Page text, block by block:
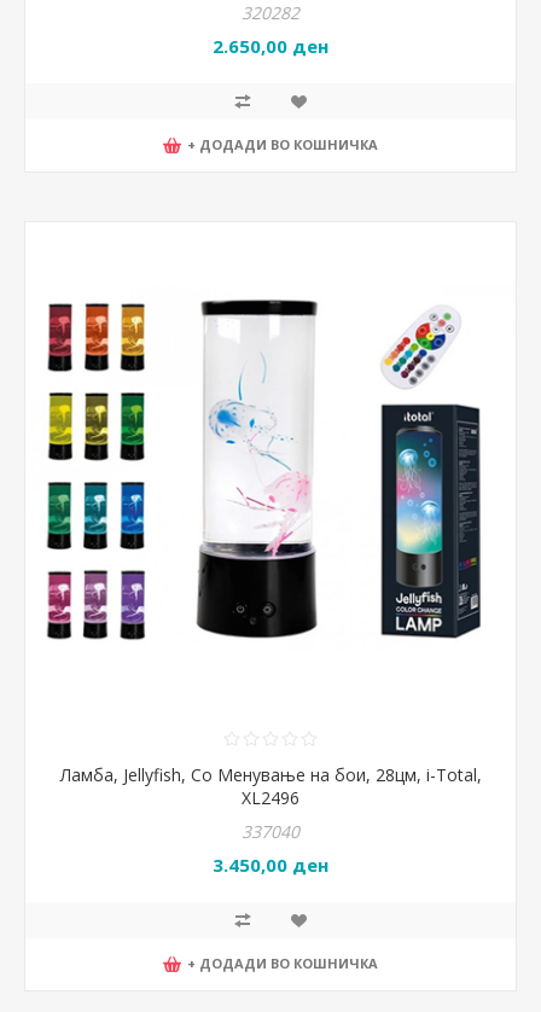
320282
2.650,00 ден
+ ДОДАДИ ВО КОШНИЧКА
Ламба, Jellyfish, Со Менување на бои, 28цм, i-Total,
XL2496
337040
3.450,00 ден
+ ДОДАДИ ВО КОШНИЧКА